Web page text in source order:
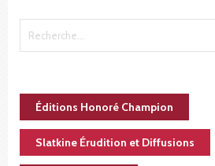
Éditions Honoré Champion
Slatkine Érudition et Diffusions